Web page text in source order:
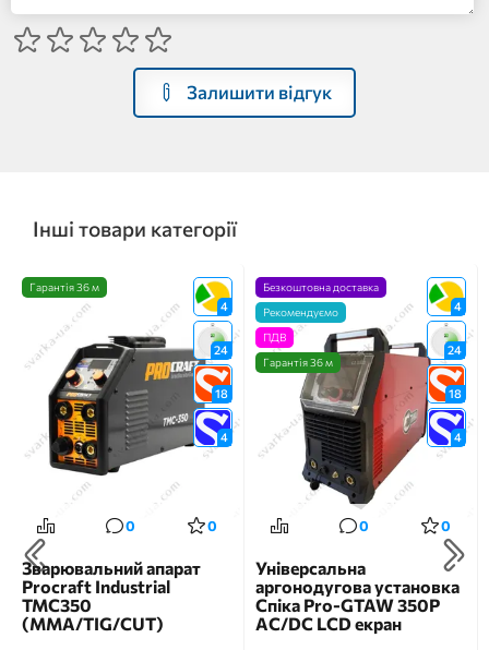
Залишити відгук
Інші товари категорії
4
24
18
4
Гарантія 36 м
0 0
Зварювальний апарат
Procraft Industrial
TMC350
(MMA/TIG/CUT)
4
24
18
4
Безкоштовна доставка
Рекомендуємо
ПДВ
Гарантія 36 м
0 0
Універсальна
аргонодугова установка
Спіка Pro-GTAW 350P
AC/DC LCD екран